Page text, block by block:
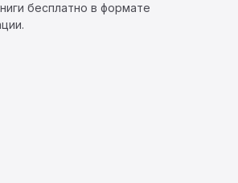
бесплатно в формате